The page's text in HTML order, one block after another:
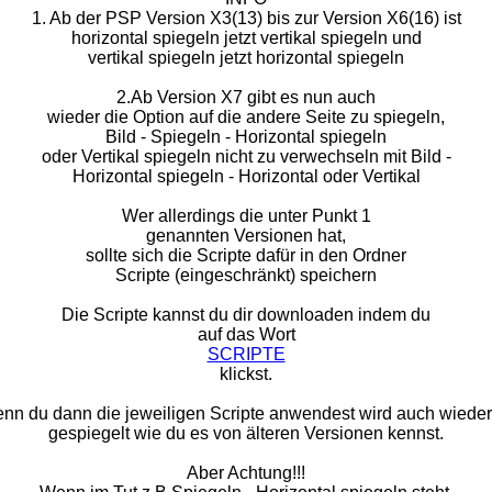
1. Ab der PSP Version X3(13) bis zur Version X6(16) ist
horizontal spiegeln jetzt vertikal spiegeln und
vertikal spiegeln jetzt horizontal spiegeln
2.Ab Version X7 gibt es nun auch
wieder die Option auf die andere Seite zu spiegeln,
Bild - Spiegeln - Horizontal spiegeln
oder Vertikal spiegeln nicht zu verwechseln mit Bild -
Horizontal spiegeln - Horizontal oder Vertikal
Wer allerdings die unter Punkt 1
genannten Versionen hat,
sollte sich die Scripte dafür in den Ordner
Scripte (eingeschränkt) speichern
Die Scripte kannst du dir downloaden indem du
auf das Wort
SCRIPTE
klickst.
du dann die jeweiligen Scripte anwendest wird auch
gespiegelt wie du es von älteren Versionen kennst.
Aber Achtung!!!